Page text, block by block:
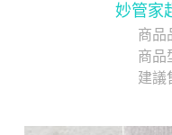
妙管家
商品
商品
建議